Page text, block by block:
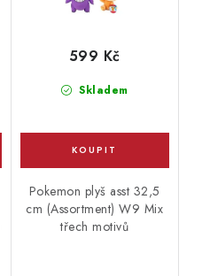
Skladem
599 Kč
Pokemon plyš asst 32,5
cm (Assortment) W9 Mix
třech motivů